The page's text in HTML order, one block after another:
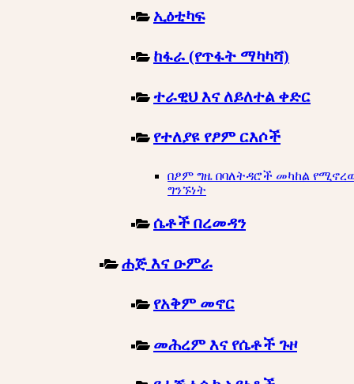
ኢዕቲካፍ
ከፋራ (የጥፋት ማካካሻ)
ተራዊህ እና ለይለተል ቀድር
የተለያዩ የፆም ርእሶች
በፆም ግዜ በባለትዳሮች መካከል
ግንኙነት
ሴቶች በረመዳን
ሐጅ እና ዑምራ
የአቅም መኖር
መሕረም እና የሴቶች ጉዞ